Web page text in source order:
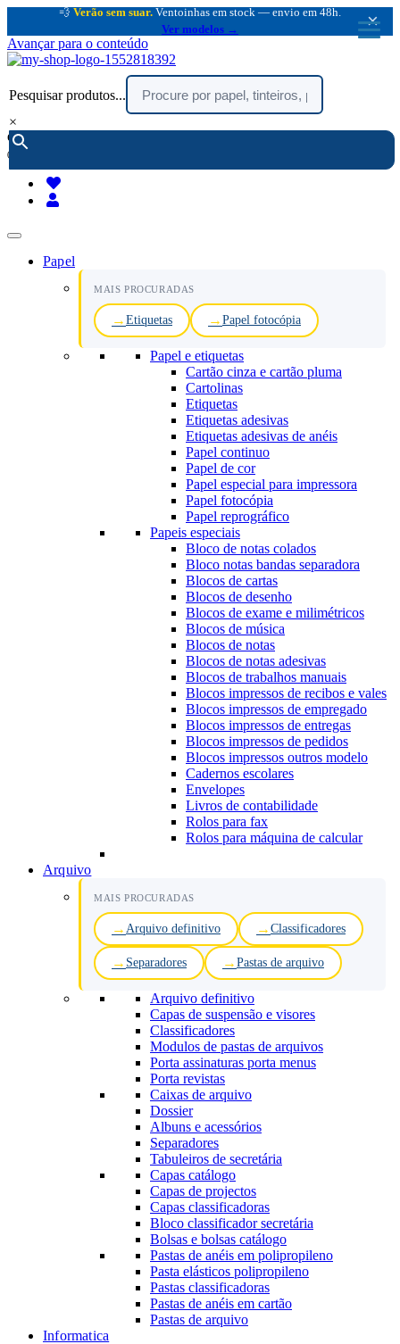
💨 Verão sem suar. Ventoinhas em stock — envio em 48h.
Ver modelos →
×
Avançar para o conteúdo
Pesquisar produtos...
×
encomendar por telefone :
(chamada rede fixa nacional)
Papel
MAIS PROCURADAS
Etiquetas Papel fotocópia
Papel e etiquetas
Cartão cinza e cartão pluma
Cartolinas
Etiquetas
Etiquetas adesivas
Etiquetas adesivas de anéis
Papel continuo
Papel de cor
Papel especial para impressora
Papel fotocópia
Papel reprográfico
Papeis especiais
Bloco de notas colados
Bloco notas bandas separadora
Blocos de cartas
Blocos de desenho
Blocos de exame e milimétricos
Blocos de música
Blocos de notas
Blocos de notas adesivas
Blocos de trabalhos manuais
Blocos impressos de recibos e vales
Blocos impressos de empregado
Blocos impressos de entregas
Blocos impressos de pedidos
Blocos impressos outros modelo
Cadernos escolares
Envelopes
Livros de contabilidade
Rolos para fax
Rolos para máquina de calcular
Arquivo
MAIS PROCURADAS
Arquivo definitivo Classificadores
Separadores Pastas de arquivo
Arquivo definitivo
Capas de suspensão e visores
Classificadores
Modulos de pastas de arquivos
Porta assinaturas porta menus
Porta revistas
Caixas de arquivo
Dossier
Albuns e acessórios
Separadores
Tabuleiros de secretária
Capas catálogo
Capas de projectos
Capas classificadoras
Bloco classificador secretária
Bolsas e bolsas catálogo
Pastas de anéis em polipropileno
Pasta elásticos polipropileno
Pastas classificadoras
Pastas de anéis em cartão
Pastas de arquivo
Informatica